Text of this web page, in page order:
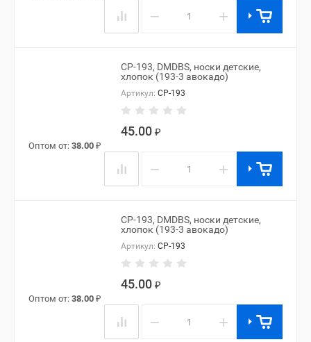
− +
CP-193, DMDBS, носки детские,
хлопок (193-3 авокадо)
Артикул: CP-193
45.00 ₽
Оптом от: 38.00 ₽
− +
CP-193, DMDBS, носки детские,
хлопок (193-3 авокадо)
Артикул: CP-193
45.00 ₽
Оптом от: 38.00 ₽
− +